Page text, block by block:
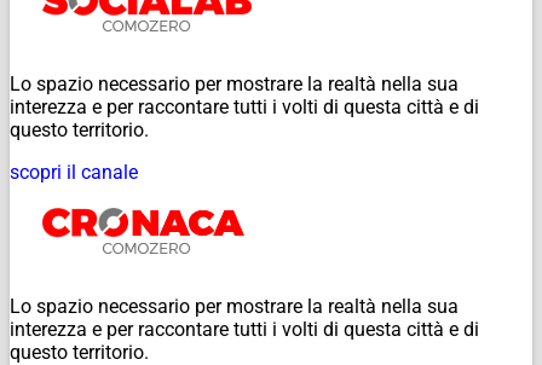
Lo spazio necessario per mostrare la realtà nella sua
interezza e per raccontare tutti i volti di questa città e di
questo territorio.
scopri il canale
Lo spazio necessario per mostrare la realtà nella sua
interezza e per raccontare tutti i volti di questa città e di
questo territorio.